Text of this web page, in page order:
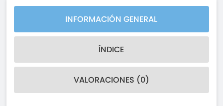
INFORMACIÓN GENERAL
ÍNDICE
VALORACIONES (0)